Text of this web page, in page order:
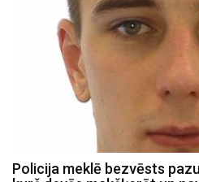
Policija meklē bezvēsts